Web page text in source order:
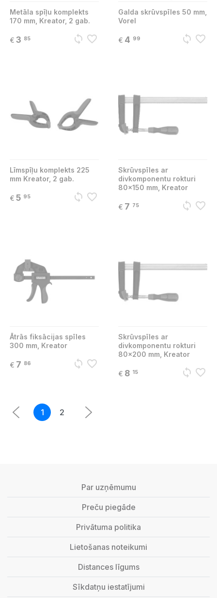
Metāla spīļu komplekts
170 mm, Kreator, 2 gab.
€ 3 85 sync favorite_border
Galda skrūvspīles 50 mm,
Vorel
€ 4 99 sync favorite_border
Līmspīļu komplekts 225
mm Kreator, 2 gab.
€ 5 95 sync favorite_border
Skrūvspīles ar
divkomponentu rokturi
80x150 mm, Kreator
€ 7 75 sync favorite_border
Ātrās fiksācijas spīles
300 mm, Kreator
€ 7 86 sync favorite_border
Skrūvspīles ar
divkomponentu rokturi
80x200 mm, Kreator
€ 8 15 sync favorite_border
1 2
Par uzņēmumu
Preču piegāde
Privātuma politika
Lietošanas noteikumi
Distances līgums
Sīkdatņu iestatījumi